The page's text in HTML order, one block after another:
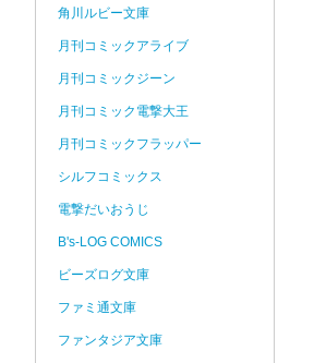
角川ルビー文庫
月刊コミックアライブ
月刊コミックジーン
月刊コミック電撃大王
月刊コミックフラッパー
シルフコミックス
電撃だいおうじ
B's-LOG COMICS
ビーズログ文庫
ファミ通文庫
ファンタジア文庫